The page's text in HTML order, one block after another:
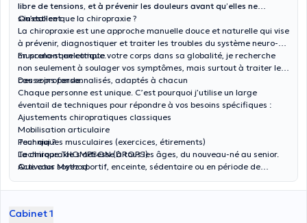
libre de tensions, et à prévenir les douleurs avant qu’elles ne
s’installent.
Qu’est-ce que la chiropraxie ?
La chiropraxie est une approche manuelle douce et naturelle qui vise
à prévenir, diagnostiquer et traiter les troubles du système neuro-
musculo-squelettique.
En prenant en compte votre corps dans sa globalité, je recherche
non seulement à soulager vos symptômes, mais surtout à traiter leur
cause profonde.
Des soins personnalisés, adaptés à chacun
Chaque personne est unique. C’est pourquoi j’utilise un large
éventail de techniques pour répondre à vos besoins spécifiques :
Ajustements chiropratiques classiques
Mobilisation articulaire
Techniques musculaires (exercices, étirements)
Technique THOMPSON (DROPS)
Activator Method
Ventouses
Massage des points gâchettes (
Pour qui ?
La chiropraxie s’adresse àtous les âges, du nouveau-né au senior.
Que vous soyez sportif, enceinte, sédentaire ou en période de
à votre situation.
Cabinet 1